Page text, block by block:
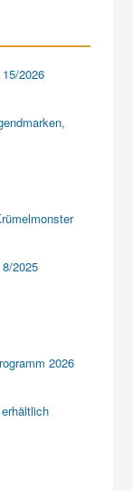
2026
2025
2026